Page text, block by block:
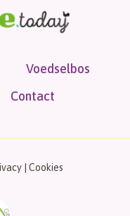
Voedselbos
Contact
| Cookies